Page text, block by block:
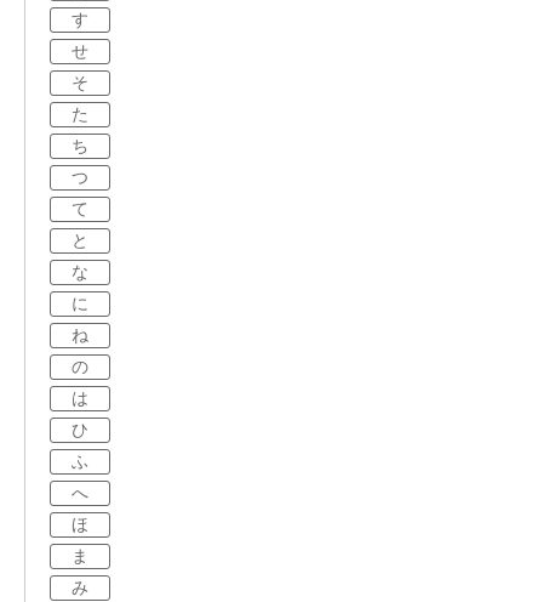
す
せ
そ
た
ち
つ
て
と
な
に
ね
の
は
ひ
ふ
へ
ほ
ま
み